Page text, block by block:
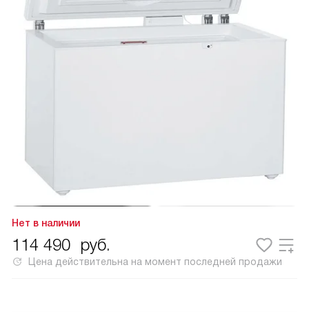
Нет в наличии
114 490 руб.
Цена действительна на момент последней продажи